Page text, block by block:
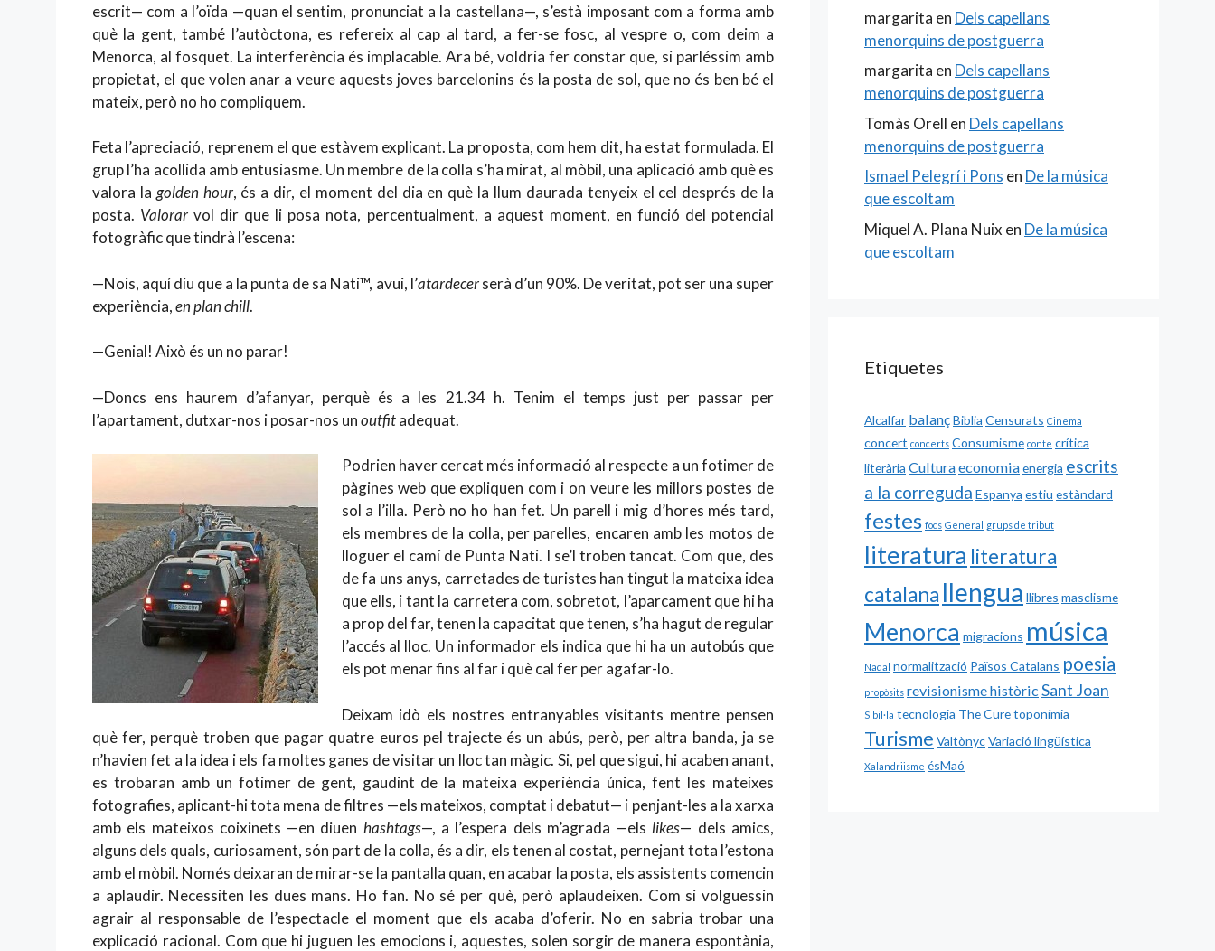
escrit— com a l’oïda —quan el sentim, pronunciat a la castellana—, s’està imposant com a forma amb
què la gent, també l’autòctona, es refereix al cap al tard, a fer-se fosc, al vespre o, com deim a
Menorca, al fosquet. La interferència és implacable. Ara bé, voldria fer constar que, si parléssim amb
propietat, el que volen anar a veure aquests joves barcelonins és la posta de sol, que no és ben bé el
mateix, però no ho compliquem.
Feta l’apreciació, reprenem el que estàvem explicant. La proposta, com hem dit, ha estat formulada. El
grup l’ha acollida amb entusiasme. Un membre de la colla s’ha mirat, al mòbil, una aplicació amb què es
valora lagolden hour, és a dir, el moment del dia en què la llum daurada tenyeix el cel després de la
posta. Valorar vol dir que li posa nota, percentualment, a aquest moment, en funció del potencial
fotogràfic que tindrà l’escena:
—Nois, aquí diu que a la punta de sa Nati™, avui, l’atardecerserà d’un 90%. De veritat, pot ser una super
experiència,en planchill.
—Genial! Això és un no parar!
—Doncs ens haurem d’afanyar, perquè és a les 21.34 h. Tenim el temps just per passar per
l’apartament, dutxar-nos i posar-nos unoutfitadequat.
Podrien haver cercat més informació al respecte a un fotimer de
pàgines web que expliquen com i on veure les millors postes de
sol a l’illa. Però no ho han fet. Un parell i mig d’hores més tard,
els membres de la colla, per parelles, encaren amb les motos de
lloguer el camí de Punta Nati. I se’l troben tancat. Com que, des
de fa uns anys, carretades de turistes han tingut la mateixa idea
que ells, i tant la carretera com, sobretot, l’aparcament que hi ha
a prop del far, tenen la capacitat que tenen, s’ha hagut de regular
l’accés al lloc. Un informador els indica que hi ha un autobús que
els pot menar fins al far i què cal fer per agafar-lo.
Deixam idò els nostres entranyables visitants mentre pensen
què fer, perquè troben que pagar quatre euros pel trajecte és un abús, però, per altra banda, ja se
n’havien fet a la idea i els fa moltes ganes de visitar un lloc tan màgic. Si, pel que sigui, hi acaben anant,
es trobaran amb un fotimer de gent, gaudint de la mateixa experiència única, fent les mateixes
fotografies, aplicant-hi tota mena de filtres —els mateixos, comptat i debatut— i penjant-les a la xarxa
amb els mateixos coixinets —en diuen hashtags—, a l’espera dels m’agrada —els likes— dels amics,
alguns dels quals, curiosament, són part de la colla, és a dir, els tenen al costat, pernejant tota l’estona
amb el mòbil. Només deixaran de mirar-se la pantalla quan, en acabar la posta, els assistents comencin
a aplaudir. Necessiten les dues mans. Ho fan. No sé per què, però aplaudeixen. Com si volguessin
agrair al responsable de l’espectacle el moment que els acaba d’oferir. No en sabria trobar una
explicació racional. Com que hi juguen les emocions i, aquestes, solen sorgir de manera espontània,
margarita en Dels capellans
menorquins de postguerra
margarita en Dels capellans
menorquins de postguerra
Tomàs Orell en Dels capellans
menorquins de postguerra
Ismael Pelegrí i Pons en De la música
que escoltam
Miquel A. Plana Nuix en De la música
que escoltam
Etiquetes
Alcalfar balançBiblia Censurats Cinema
concert concerts Consumisme conte crítica
literària Culturaeconomiaenergia escrits
a la correguda Espanya estiu estàndard
festes focs General grups de tribut
literatura literatura
catalana llengua llibres masclisme
Menorca migracions música
Nadal normalització Països Catalans poesia
propòsits revisionisme històric Sant Joan
Sibil·la tecnologia The Curetoponímia
Turisme ValtònycVariació lingüística
Xalandriisme ésMaó